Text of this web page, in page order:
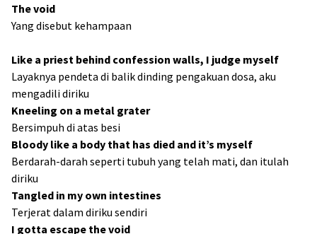
The void
Yang disebut kehampaan
Like a priest behind confession walls, I judge myself
Layaknya pendeta di balik dinding pengakuan dosa, aku
mengadili diriku
Kneeling on a metal grater
Bersimpuh di atas besi
Bloody like a body that has died and it’s myself
Berdarah-darah seperti tubuh yang telah mati, dan itulah
diriku
Tangled in my own intestines
Terjerat dalam diriku sendiri
I gotta escape the void